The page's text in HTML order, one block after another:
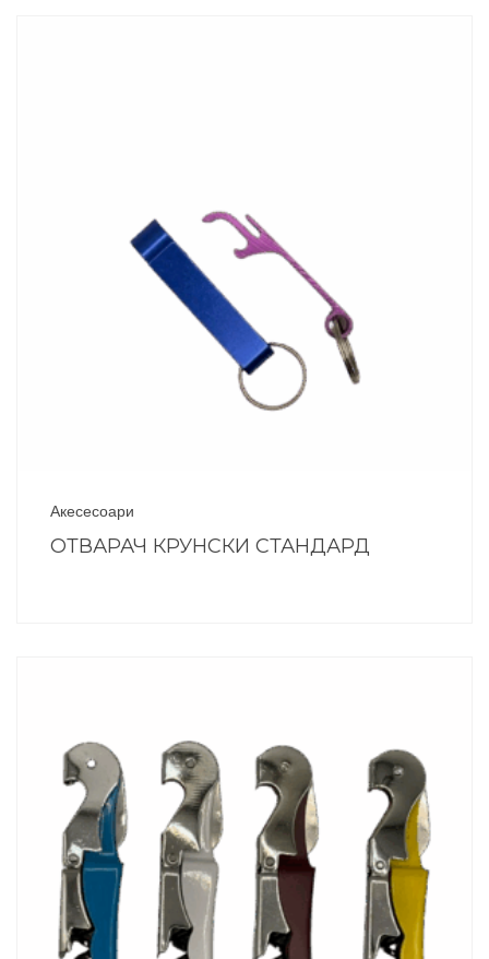
Акесесоари
ОТВАРАЧ КРУНСКИ СТАНДАРД